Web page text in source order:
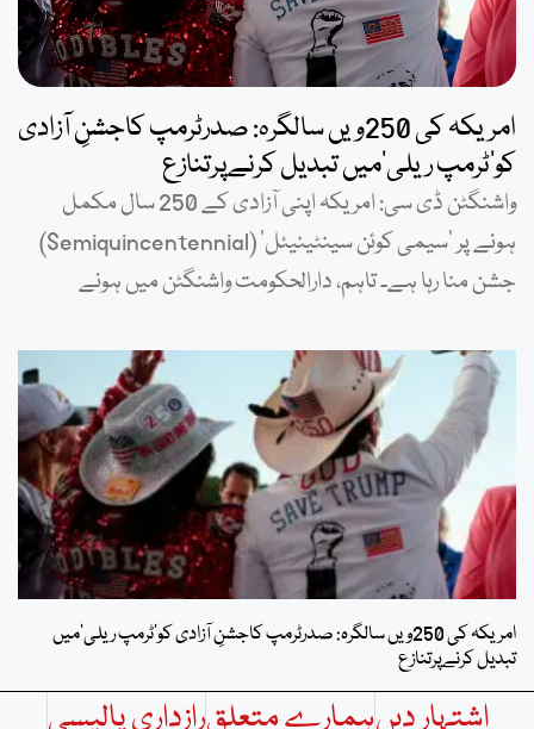
امریکہ کی 250ویں سالگرہ: صدرٹرمپ کاجشنِ آزادی
کو’ٹرمپ ریلی’میں تبدیل کرنےپرتنازع
واشنگٹن ڈی سی: امریکہ اپنی آزادی کے 250 سال مکمل
ہونے پر ‘سیمی کوئن سینٹینیئل’ (Semiquincentennial)
جشن منا رہا ہے۔ تاہم، دارالحکومت واشنگٹن میں ہونے
امریکہ کی 250ویں سالگرہ: صدرٹرمپ کاجشنِ آزادی کو’ٹرمپ ریلی’میں
تبدیل کرنےپرتنازع
اشتہار دیںہمارے متعلقرازداری پالیسی